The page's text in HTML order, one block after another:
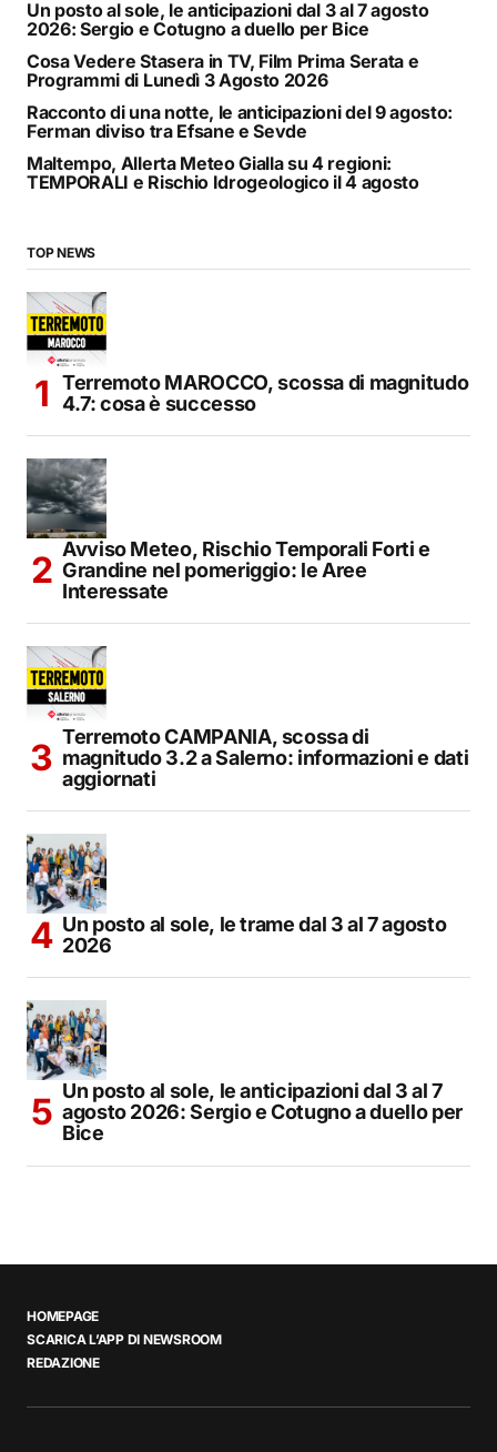
Un posto al sole, le anticipazioni dal 3 al 7 agosto
2026: Sergio e Cotugno a duello per Bice
Cosa Vedere Stasera in TV, Film Prima Serata e
Programmi di Lunedì 3 Agosto 2026
Racconto di una notte, le anticipazioni del 9 agosto:
Ferman diviso tra Efsane e Sevde
Maltempo, Allerta Meteo Gialla su 4 regioni:
TEMPORALI e Rischio Idrogeologico il 4 agosto
TOP NEWS
Terremoto MAROCCO, scossa di magnitudo
4.7: cosa è successo
Avviso Meteo, Rischio Temporali Forti e
Grandine nel pomeriggio: le Aree
Interessate
Terremoto CAMPANIA, scossa di
magnitudo 3.2 a Salerno: informazioni e dati
aggiornati
Un posto al sole, le trame dal 3 al 7 agosto
2026
Un posto al sole, le anticipazioni dal 3 al 7
agosto 2026: Sergio e Cotugno a duello per
Bice
HOMEPAGE
SCARICA L’APP DI NEWSROOM
REDAZIONE